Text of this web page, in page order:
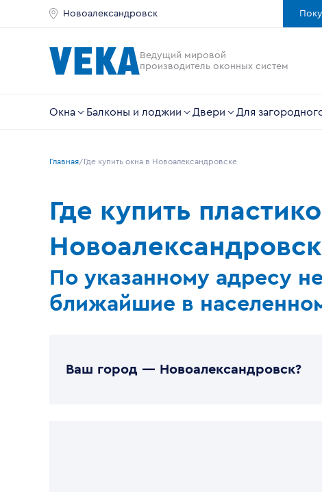
Новоалександровск
Ведущий мировой
производитель оконных систем
Окна Балконы и лоджии Двери Для
Главная Где купить окна в Новоалександровске
Где купить
Новоалександровск
По указанному адресу
ближайшие в
Ваш город — Новоалександровск?